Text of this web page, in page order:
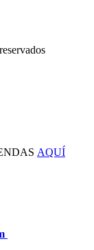
reservados
AQUÍ